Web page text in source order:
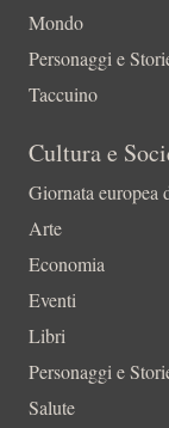
Mondo
Personaggi e
Taccuino
Cultura e
Giornata europea
Arte
Economia
Eventi
Libri
Personaggi e
Salute